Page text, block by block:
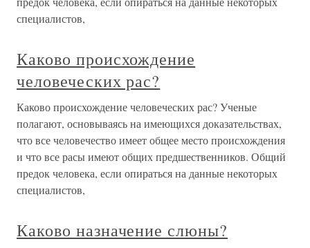
специалистов,
Каково происхождение
человеческих рас?
Каково происхождение человеческих рас? Ученые
полагают, основываясь на имеющихся доказательствах,
что все человечество имеет общее место происхождения
и что все расы имеют общих предшественников. Общий
предок человека, если опираться на данные некоторых
специалистов,
Каково назначение слюны?